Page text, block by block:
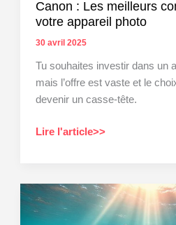
Canon : Les meilleurs
votre appareil photo
30 avril 2025
Tu souhaites investir dans un
mais l’offre est vaste et le
devenir un casse-tête.
Canon
meilleurs
conseils
pour
Lire l'article>>